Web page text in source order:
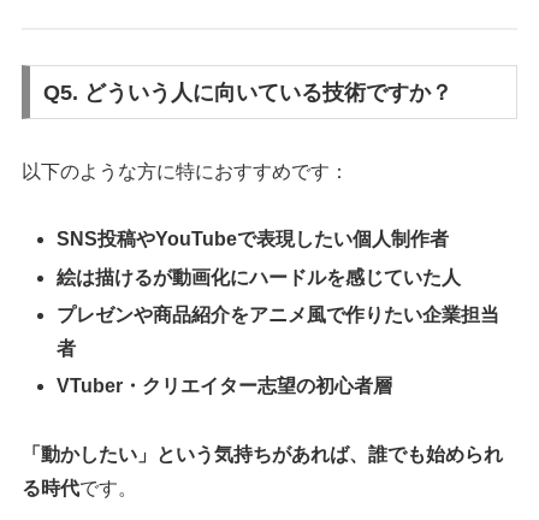
Q5. どういう人に向いている技術ですか？
以下のような方に特におすすめです：
SNS投稿やYouTubeで表現したい個人制作者
絵は描けるが動画化にハードルを感じていた人
プレゼンや商品紹介をアニメ風で作りたい企業担当
者
VTuber・クリエイター志望の初心者層
「動かしたい」という気持ちがあれば、誰でも始められ
る時代です。